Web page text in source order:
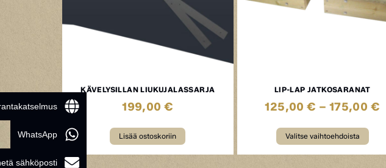
KÄVELYSILLAN LIUKUJALASSARJA
199,00 €
Lisää ostoskoriin
LIP-LAP JATKOSARANAT
125,00€ – 175,00 €
Valitse vaihtoehdoista
WhatsApp
sähköposti